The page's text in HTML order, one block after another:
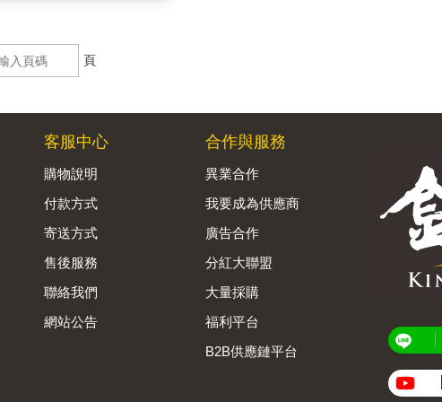
頁
客服中心
購物說明
付款方式
寄送方式
售後服務
聯絡我們
網站公告
合作與服務
異業合作
我要成為供應商
廣告合作
分紅大聯盟
大量採購
福利平台
B2B供應鏈平台